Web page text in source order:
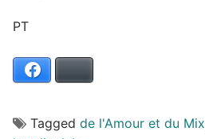
PT
Tagged de l'Amour et du Mix